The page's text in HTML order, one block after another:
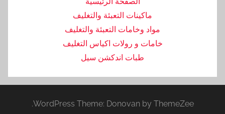
ماكينات التعبئة والتغليف
مواد وخامات التعبئة والتغليف
خامات و رولات اكياس التغليف
طبات اندكشن سيل
WordPress Theme: Donovan by ThemeZee.